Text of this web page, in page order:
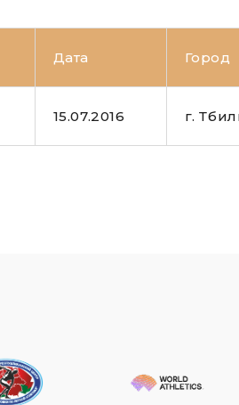
Дата Город
15.07.2016 г.